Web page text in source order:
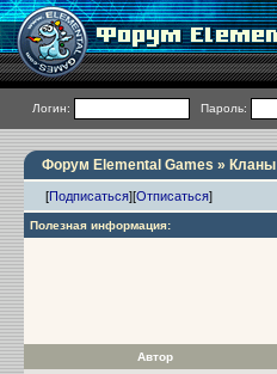
Логин: Пароль:
Форум Elemental Games » Кланы
[Подписаться][Отписаться]
Полезная информация:
Автор